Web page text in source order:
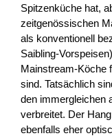
Spitzenküche hat,
zeitgenössischen
als konventionell
Saibling-
Mainstream-Köche
sind. Tatsächlich
den immergleichen
verbreitet. Der
ebenfalls eher